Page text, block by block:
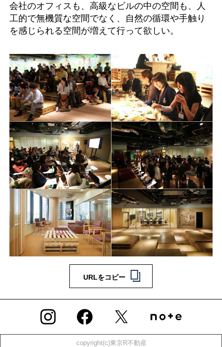
会社のオフィスも、高級なビルの中の空間も、人
工的で無機質な空間でなく、自然の循環や手触り
を感じられる空間が増えて行って欲しい。
URLをコピー
copyright(c)東京R不動産